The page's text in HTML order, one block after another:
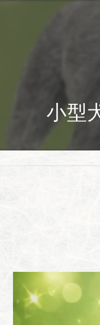
小型